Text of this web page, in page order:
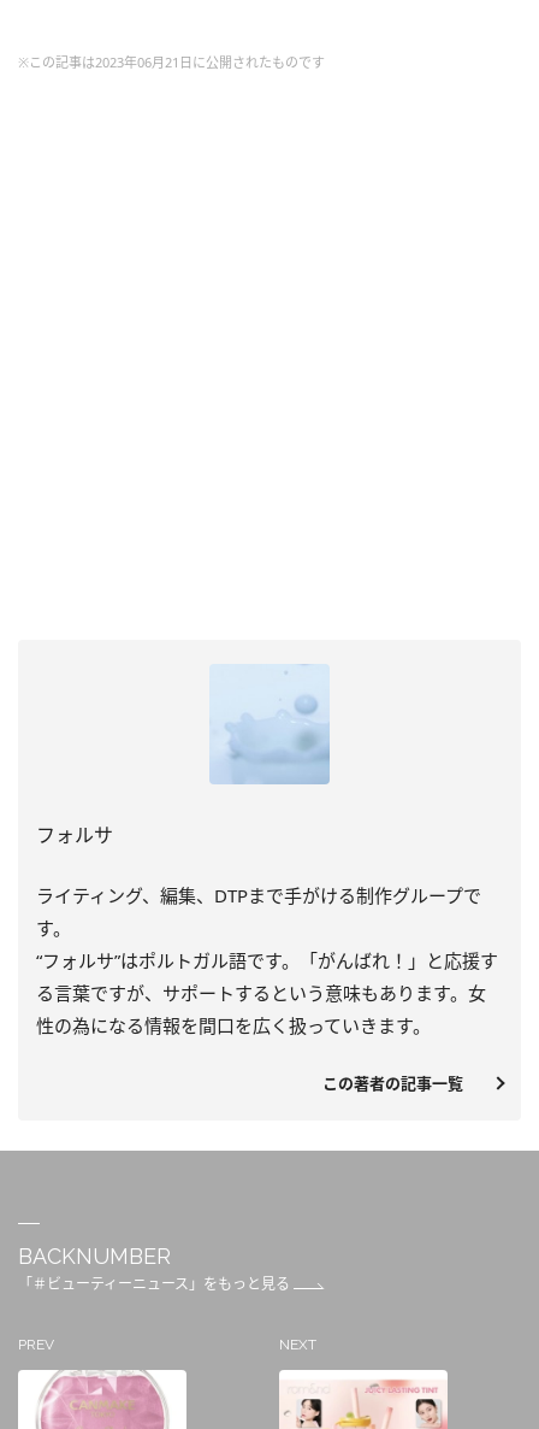
※この記事は2023年06月21日に公開されたものです
フォルサ
ライティング、編集、DTPまで手がける制作グループで
す。
“フォルサ”はポルトガル語です。「がんばれ！」と応援す
る言葉ですが、サポートするという意味もあります。女
性の為になる情報を間口を広く扱っていきます。
この著者の記事一覧
BACKNUMBER
「＃ビューティーニュース」をもっと見る
PREV NEXT